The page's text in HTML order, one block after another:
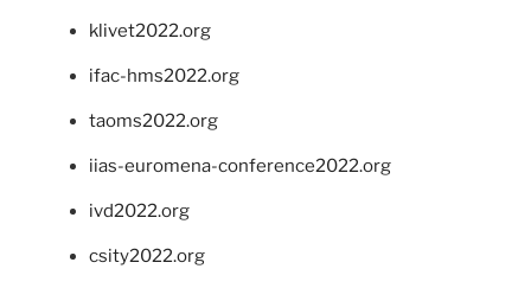
klivet2022.org
ifac-hms2022.org
taoms2022.org
iias-euromena-conference2022.org
ivd2022.org
csity2022.org